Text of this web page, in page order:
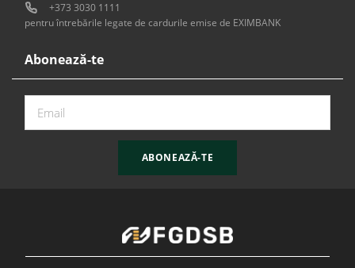
Abonează-te
ABONEAZĂ-TE
+373 3030 1111
pentru întrebările legate de cardurile emise de EXIMBANK